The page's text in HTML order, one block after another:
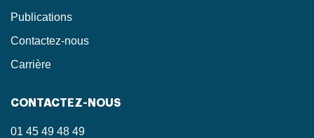
Publications
Contactez-nous
Carrière
CONTACTEZ-NOUS
01 45 49 48 49